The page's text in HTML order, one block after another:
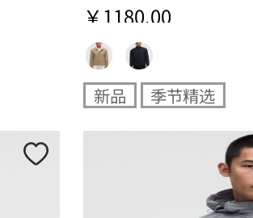
￥1180.00
新品 季节精选